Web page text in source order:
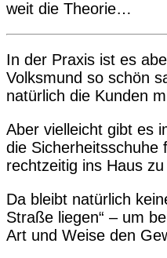
weit die Theorie…
In der Praxis ist es
Volksmund so schön
natürlich die Kunden
Aber vielleicht gibt es
die Sicherheitsschuhe
rechtzeitig ins Haus
Da bleibt natürlich
Straße liegen“ – um
Art und Weise den